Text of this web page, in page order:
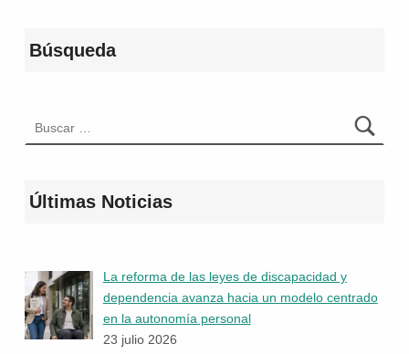
Búsqueda
Últimas Noticias
La reforma de las leyes de discapacidad y
dependencia avanza hacia un modelo centrado
en la autonomía personal
23 julio 2026